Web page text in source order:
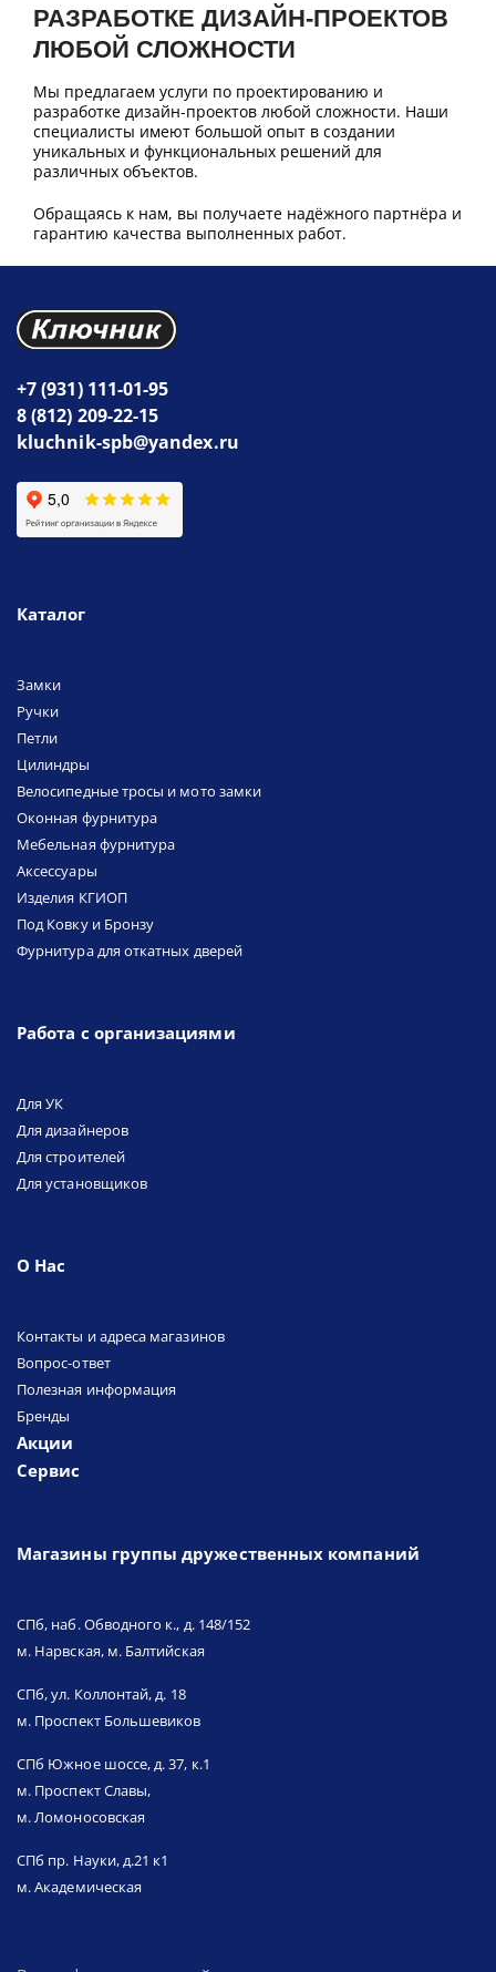
РАЗРАБОТКЕ ДИЗАЙН-ПРОЕКТОВ
ЛЮБОЙ СЛОЖНОСТИ
Мы предлагаем услуги по проектированию и
разработке дизайн-проектов любой сложности. Наши
специалисты имеют большой опыт в создании
уникальных и функциональных решений для
различных объектов.
Обращаясь к нам, вы получаете надёжного партнёра и
гарантию качества выполненных работ.
+7 (931) 111-01-95
8 (812) 209-22-15
kluchnik-spb@yandex.ru
Каталог
Замки
Ручки
Петли
Цилиндры
Велосипедные тросы и мото замки
Оконная фурнитура
Мебельная фурнитура
Аксессуары
Изделия КГИОП
Под Ковку и Бронзу
Фурнитура для откатных дверей
Работа с организациями
Для УК
Для дизайнеров
Для строителей
Для установщиков
О Нас
Контакты и адреса магазинов
Вопрос-ответ
Полезная информация
Бренды
Акции
Сервис
Магазины группы дружественных компаний
СПб, наб. Обводного к., д. 148/152
м. Нарвская, м. Балтийская
СПб, ул. Коллонтай, д. 18
м. Проспект Большевиков
СПб Южное шоссе, д. 37, к.1
м. Проспект Славы,
м. Ломоносовская
СПб пр. Науки, д.21 к1
м. Академическая